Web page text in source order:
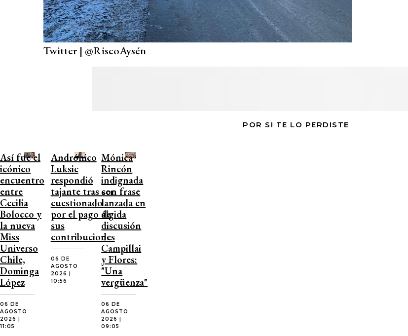
Twitter | @RiscoAysén
POR SI TE LO PERDISTE
Así fue el
icónico
encuentro
entre
Cecilia
Bolocco y
la nueva
Miss
Universo
Chile,
Dominga
López
06 DE
AGOSTO
2026 |
11:05
Andrónico
Luksic
respondió
tajante tras ser
cuestionado
por el pago de
sus
contribuciones
06 DE
AGOSTO
2026 |
10:56
Mónica
Rincón
indignada
con frase
lanzada en
álgida
discusión
de
Campillai
y Flores:
"Una
vergüenza"
06 DE
AGOSTO
2026 |
09:05